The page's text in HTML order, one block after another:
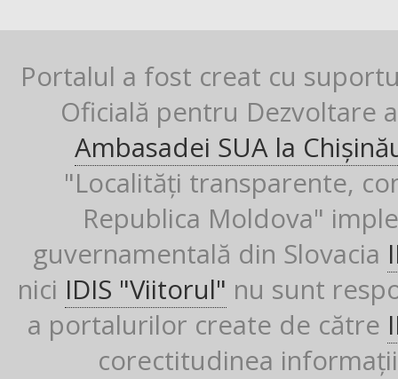
Portalul a fost creat cu
Oficială pentru Dezvoltare
Ambasadei SUA la
"Localități transparente,
Republica Moldova"
guvernamentală din Slovacia
nici IDIS "Viitorul" nu sunt
a portalurilor create de către
corectitudinea